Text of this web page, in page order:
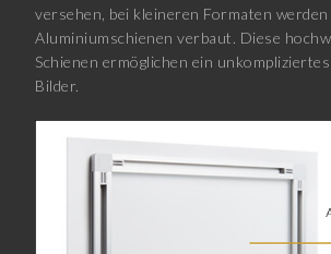
versehen, bei kleineren Formaten werden
Aluminiumschienen verbaut. Diese
Schienen ermöglichen ein
Bilder.